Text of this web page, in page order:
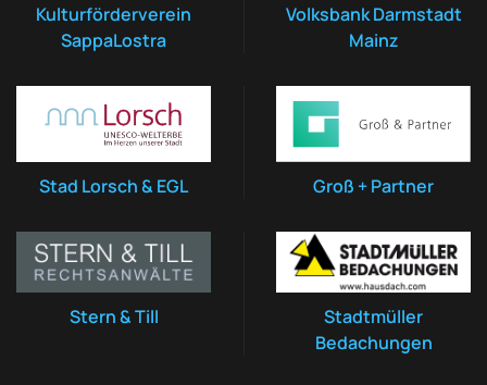
Kulturförderverein
SappaLostra
Volksbank Darmstadt
Mainz
Stad Lorsch & EGL Groß + Partner
Stern & Till
Stadtmüller
Bedachungen